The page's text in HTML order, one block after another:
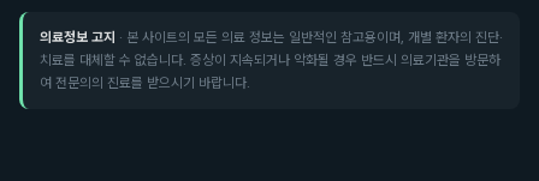
의료정보 고지 · 본 사이트의 모든 의료 정보는 일반적인 참고용이며, 개별 환자의 진단·
치료를 대체할 수 없습니다. 증상이 지속되거나 악화될 경우 반드시 의료기관을 방문하
여 전문의의 진료를 받으시기 바랍니다.